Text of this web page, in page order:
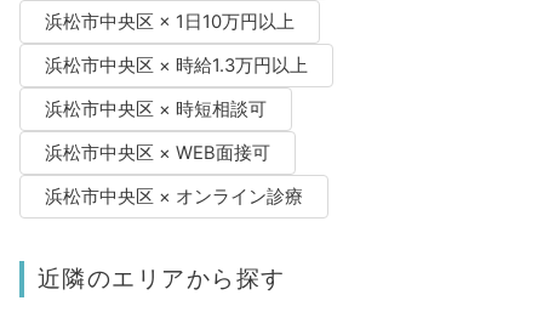
浜松市中央区 × 1日10万円以上
浜松市中央区 × 時給1.3万円以上
浜松市中央区 × 時短相談可
浜松市中央区 × WEB面接可
浜松市中央区 × オンライン診療
近隣のエリアから探す